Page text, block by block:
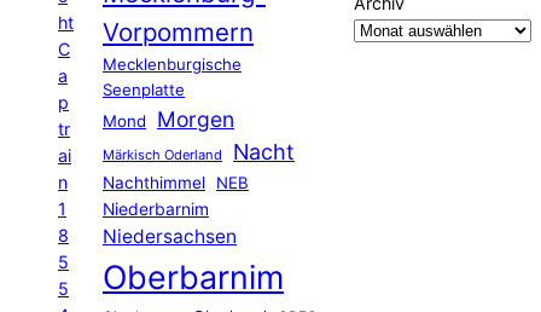
ht
C
a
p
tr
ai
n
1
8
5
5
Vorpommern
Mecklenburgische
Seenplatte
Mond
Morgen
Märkisch Oderland Nacht
Nachthimmel
NEB
Niederbarnim
Niedersachsen
Oberbarnim